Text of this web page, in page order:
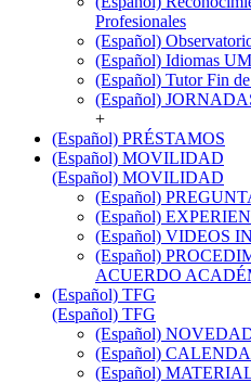
Profesionales
(Español)
(Español) Idiomas
(Español) Tutor Fin
(Español)
+
(Español) PRÉSTAMOS
(Español) MOVILIDAD
(Español) MOVILIDAD
(Español)
(Español)
(Español) VIDEOS
(Español)
ACUERDO
(Español) TFG
(Español) TFG
(Español)
(Español)
(Español)